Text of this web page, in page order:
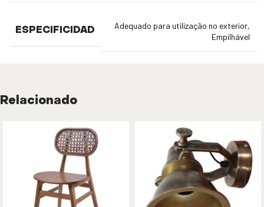
ESPECIFICIDAD
Adequado para utilização no exterior,
Empilhável
Relacionado